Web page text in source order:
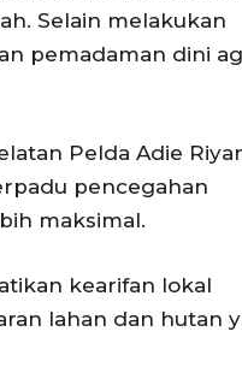
Selain melakukan
pemadaman dini
Pelda Adie
pencegahan
maksimal.
kearifan lokal
lahan dan hutan